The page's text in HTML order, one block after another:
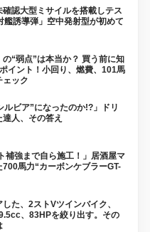
認大型ミサイルを搭載しテス
艦誘導弾」空中発射型が初めて
の“弱点”は本当か？ 買う前に知
イント！小回り、燃費、101馬
ェック
ルビア”になったのか!?」ドリ
人、その答え
補強まで自ら施工！」居酒屋マ
馬力“カーボンケブラーGT-
た、2ストVツインバイク、
、83HPを絞り出す。その